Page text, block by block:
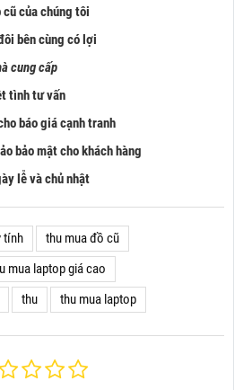
của chúng tôi
bên cùng có lợi
cung cấp
tình tư vấn
báo giá cạnh tranh
bảo mật cho khách hàng
lễ và chủ nhật
tính
thu mua đồ cũ
mua laptop giá cao
thu thu mua laptop